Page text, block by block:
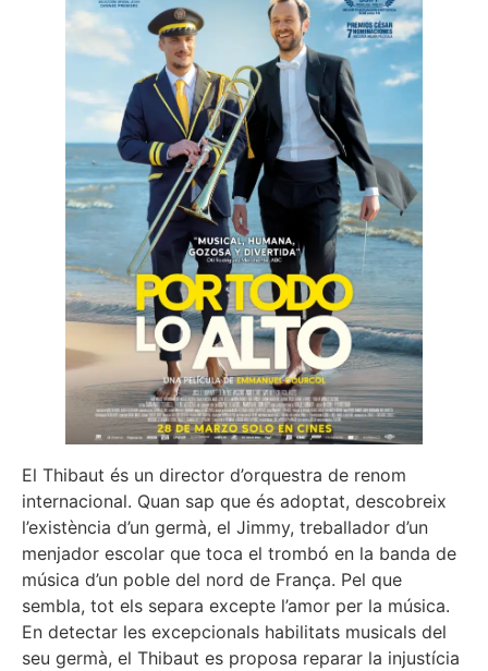
El Thibaut és un director d’orquestra de renom
internacional. Quan sap que és adoptat, descobreix
l’existència d’un germà, el Jimmy, treballador d’un
menjador escolar que toca el trombó en la banda de
música d’un poble del nord de França. Pel que
sembla, tot els separa excepte l’amor per la música.
En detectar les excepcionals habilitats musicals del
seu germà, el Thibaut es proposa reparar la injustícia